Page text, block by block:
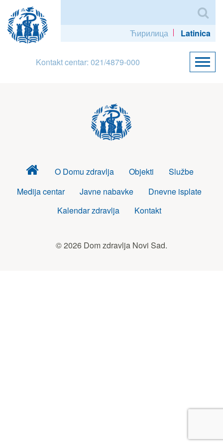
Ћирилица Latinica
Kontakt centar: 021/4879-000
Dom
zdravlja
O Domu zdravlja Objekti
Službe
Medija centar
Javne nabavke
Dnevne isplate
Kalendar zdravlja
Kontakt
© 2026 Dom zdravlja Novi Sad.